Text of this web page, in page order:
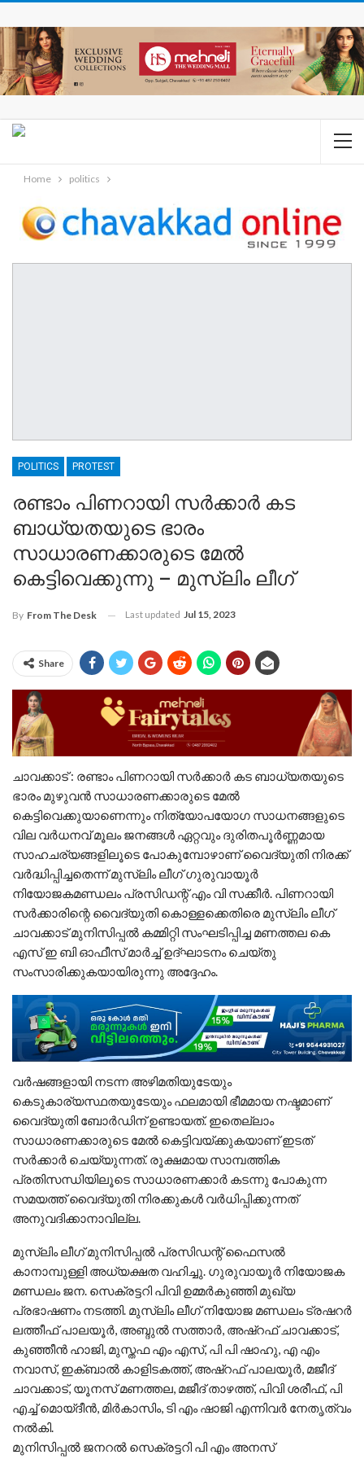
Home politics
POLITICS PROTEST
രണ്ടാം പിണറായി സർക്കാർ കട
ബാധ്യതയുടെ ഭാരം
സാധാരണക്കാരുടെ മേൽ
കെട്ടിവെക്കുന്നു – മുസ്‌ലിം ലീഗ്
By From The Desk Last updated Jul 15, 2023
Share
ചാവക്കാട് : രണ്ടാം പിണറായി സർക്കാർ കട ബാധ്യതയുടെ
ഭാരം മുഴുവൻ സാധാരണക്കാരുടെ മേൽ
കെട്ടിവെക്കുയാണെന്നും നിത്യോപയോഗ സാധനങ്ങളുടെ
വില വർധനവ് മൂലം ജനങ്ങൾ ഏറ്റവും ദുരിതപൂർണ്ണമായ
സാഹചര്യങ്ങളിലൂടെ പോകുമ്പോഴാണ് വൈദ്യുതി നിരക്ക്
വർദ്ധിപ്പിച്ചതെന്ന് മുസ്ലിം ലീഗ് ഗുരുവായൂർ
നിയോജകമണ്ഡലം പ്രസിഡന്റ് എം വി സക്കീർ. പിണറായി
സർക്കാരിന്റെ വൈദ്യുതി കൊള്ളക്കെതിരെ മുസ്‌ലിം ലീഗ്
ചാവക്കാട് മുനിസിപ്പൽ കമ്മിറ്റി സംഘടിപ്പിച്ച മണത്തല കെ
എസ് ഇ ബി ഓഫീസ് മാർച്ച്‌ ഉദ്ഘാടനം ചെയ്തു
സംസാരിക്കുകയായിരുന്നു അദ്ദേഹം.
വർഷങ്ങളായി നടന്ന അഴിമതിയുടേയും
കെടുകാര്യസ്ഥതയുടേയും ഫലമായി ഭീമമായ നഷ്ടമാണ്
വൈദ്യുതി ബോർഡിന് ഉണ്ടായത്. ഇതെല്ലാം
സാധാരണക്കാരുടെ മേൽ കെട്ടിവയ്ക്കുകയാണ് ഇടത്
സർക്കാർ ചെയ്യുന്നത്. രൂക്ഷമായ സാമ്പത്തിക
പ്രതിസന്ധിയിലൂടെ സാധാരണക്കാർ കടന്നു പോകുന്ന
സമയത്ത് വൈദ്യുതി നിരക്കുകൾ വർധിപ്പിക്കുന്നത്
അനുവദിക്കാനാവില്ല.
മുസ്‌ലിം ലീഗ് മുനിസിപ്പൽ പ്രസിഡന്റ് ഫൈസൽ
കാനാമ്പുള്ളി അധ്യക്ഷത വഹിച്ചു. ഗുരുവായൂർ നിയോജക
മണ്ഡലം ജന. സെക്രട്ടറി പിവി ഉമ്മർകുഞ്ഞി മുഖ്യ
പ്രഭാഷണം നടത്തി. മുസ്‌ലിം ലീഗ് നിയോജ മണ്ഡലം ട്രഷറർ
ലത്തീഫ് പാലയൂർ, അബ്ദുൽ സത്താർ, അഷ്‌റഫ്‌ ചാവക്കാട്,
കുഞ്ഞീൻ ഹാജി, മുസ്തഫ എം എസ്, പി പി ഷാഹു, എ എം
നവാസ്, ഇക്ബാൽ കാളിടകത്ത്, അഷ്‌റഫ്‌ പാലയൂർ, മജീദ്
ചാവക്കാട്, യൂനസ് മണത്തല, മജീദ് താഴത്ത്, പിവി ശരീഫ്, പി
എച്ച് മൊയ്‌ദീൻ, മിർകാസിം, ടി എം ഷാജി എന്നിവർ നേതൃത്വം
നൽകി.
മുനിസിപ്പൽ ജനറൽ സെക്രട്ടറി പി എം അനസ്